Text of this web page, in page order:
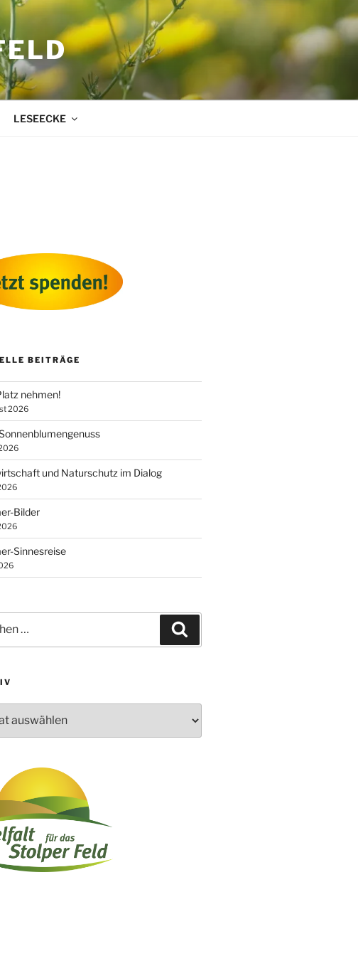
LESEECKE
BEITRÄGE
nehmen!
2026
und Naturschutz im Dialog
Bilder
Sinnesreise